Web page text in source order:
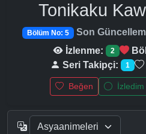
Tonikaku
Bölüm No: 5 Son
İzlenme:
2
Seri Takipçi: 1
Beğen İzledim